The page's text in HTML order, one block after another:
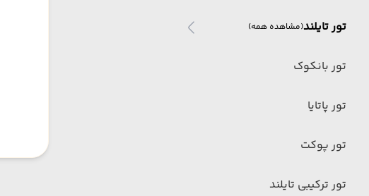
تور تایلند(مشاهده همه)
تور بانکوک
تور پاتایا
تور پوکت
تور ترکیبی تایلند